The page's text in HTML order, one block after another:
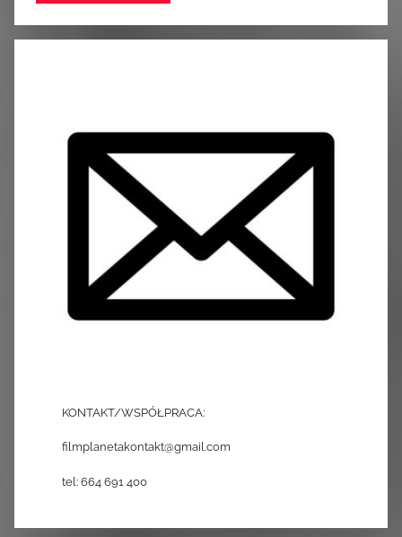
KONTAKT/WSPÓŁPRACA:
filmplanetakontakt@gmail.com
tel: 664 691 400